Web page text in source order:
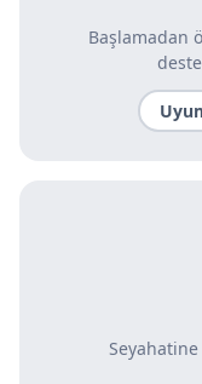
Başlamadan